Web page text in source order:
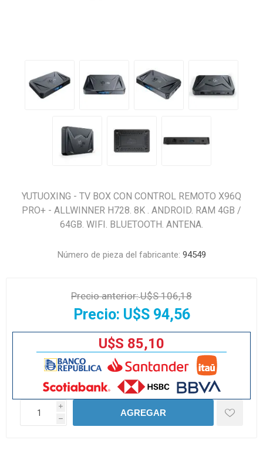
YUTUOXING - TV BOX CON CONTROL REMOTO X96Q
PRO+ - ALLWINNER H728. 8K . ANDROID. RAM 4GB /
64GB. WIFI. BLUETOOTH. ANTENA.
Número de pieza del fabricante: 94549
Precio anterior:U$S 106,18
Precio: U$S 94,56
U$S 85,10
i
h
AGREGAR